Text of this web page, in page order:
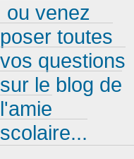
ou venez
poser toutes
vos questions
sur le blog de
l'amie
scolaire...